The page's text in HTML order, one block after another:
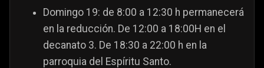
Domingo 19: de 8:00 a 12:30 h permanecerá
en la reducción. De 12:00 a 18:00H en el
decanato 3. De 18:30 a 22:00 h en la
parroquia del Espíritu Santo.